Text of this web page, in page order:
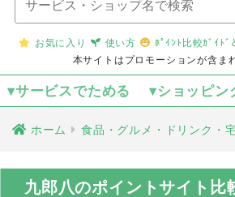
お気に入り 使い方
ﾎﾟｲﾝﾄ比較ｶﾞｲﾄﾞ
本サイトはプロモーションが含ま
▾サービスでためる ▾ショッピン
ホーム 食品・グルメ・ドリンク・
九郎八のポイントサイト比